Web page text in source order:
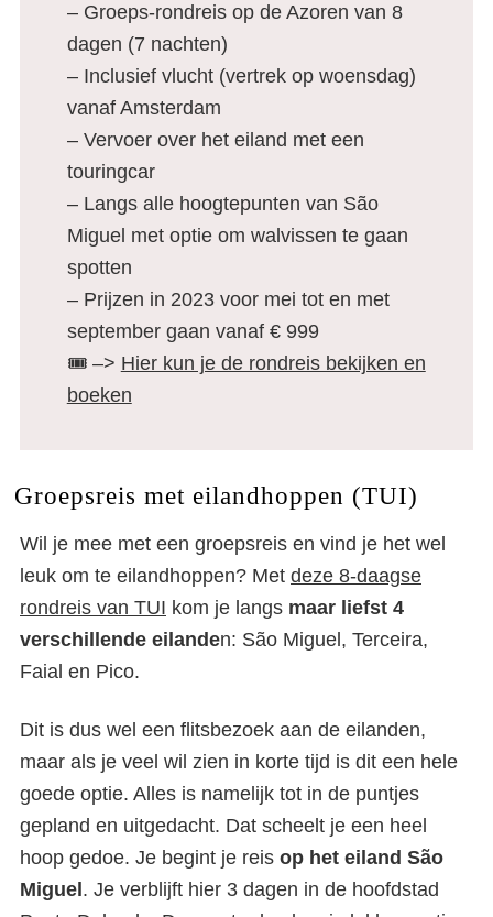
Rondreis Azoren
– Groeps-rondreis op de Azoren van 8
dagen (7 nachten)
– Inclusief vlucht (vertrek op woensdag)
vanaf Amsterdam
– Vervoer over het eiland met een
touringcar
– Langs alle hoogtepunten van São
Miguel met optie om walvissen te gaan
spotten
– Prijzen in 2023 voor mei tot en met
september gaan vanaf € 999
🎟️ –> Hier kun je de rondreis bekijken en
boeken
Groepsreis met eilandhoppen (TUI)
Wil je mee met een groepsreis en vind je het wel
leuk om te eilandhoppen? Met deze 8-daagse
rondreis van TUI kom je langs maar liefst 4
verschillende eilanden: São Miguel, Terceira,
Faial en Pico.
Dit is dus wel een flitsbezoek aan de eilanden,
maar als je veel wil zien in korte tijd is dit een hele
goede optie. Alles is namelijk tot in de puntjes
gepland en uitgedacht. Dat scheelt je een heel
hoop gedoe. Je begint je reis op het eiland São
Miguel . Je verblijft hier 3 dagen in de hoofdstad